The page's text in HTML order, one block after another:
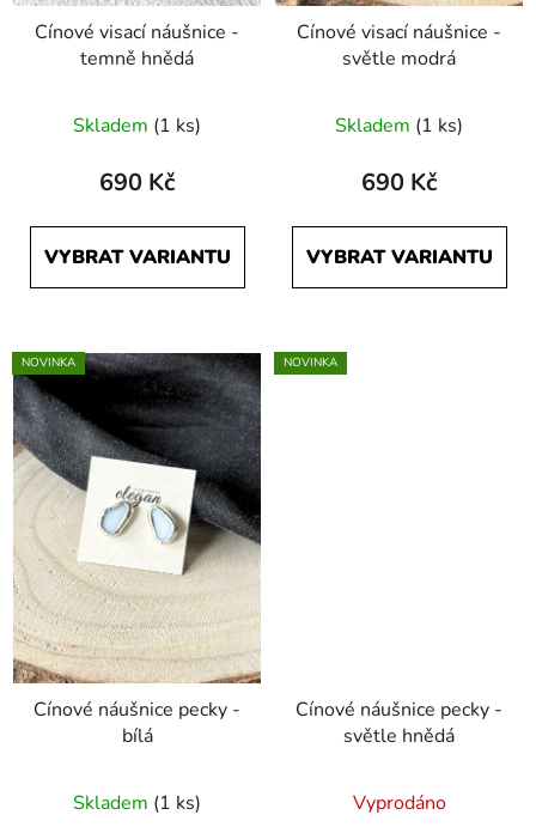
Cínové visací náušnice -
temně hnědá
Skladem (1 ks)
690 Kč
VYBRAT VARIANTU
Cínové visací náušnice -
světle modrá
Skladem (1 ks)
690 Kč
VYBRAT VARIANTU
NOVINKA
Cínové náušnice pecky -
bílá
Skladem (1 ks)
NOVINKA
Cínové náušnice pecky -
světle hnědá
Vyprodáno